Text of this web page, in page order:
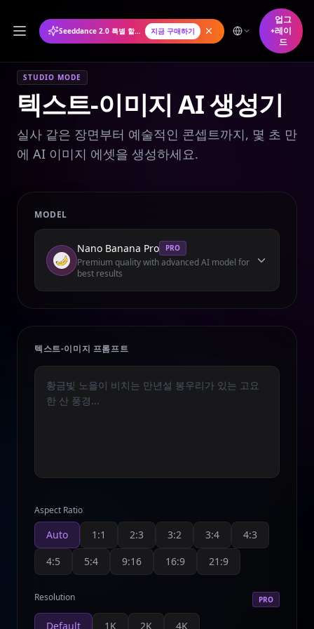
Seeddance 2.0 특별 할인: 연간 플랜 50% 할인 지금 구매하기
업그
레이
드
STUDIO MODE
텍스트-이미지 AI 생성기
실사 같은 장면부터 예술적인 콘셉트까지, 몇 초 만
에 AI 이미지 에셋을 생성하세요.
MODEL
Nano Banana Pro PRO
Premium quality with advanced AI model for
best results
텍스트-이미지 프롬프트
Aspect Ratio
Auto 1:1 2:3 3:2 3:4
4:3
4:5
5:4 9:16 16:9 21:9
Resolution PRO
Default 1K 2K 4K